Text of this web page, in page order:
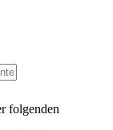
folgenden